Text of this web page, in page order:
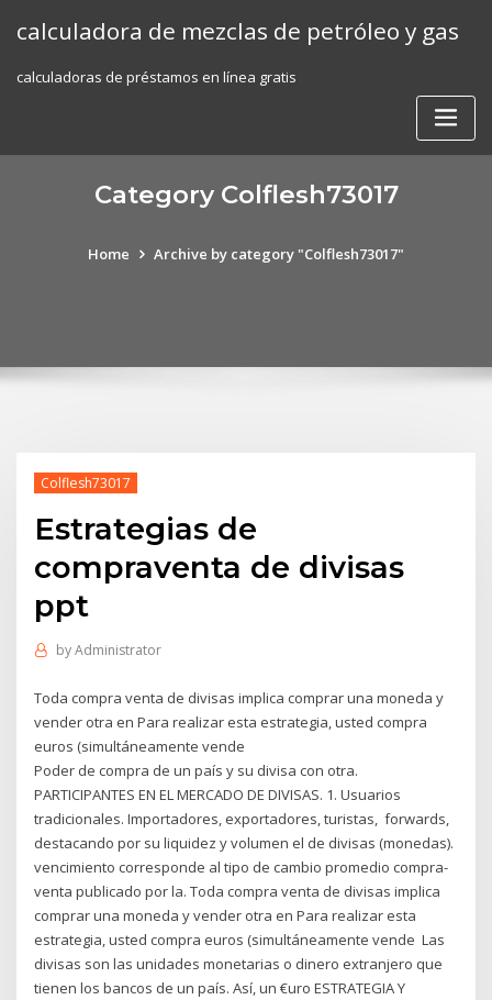
calculadora de mezclas de petróleo y gas
calculadoras de préstamos en línea gratis
Category Colflesh73017
Home Archive by category "Colflesh73017"
Colflesh73017
Estrategias de
compraventa de divisas
ppt
byAdministrator
Toda compra venta de divisas implica comprar una moneda y
vender otra en Para realizar esta estrategia, usted compra
euros (simultáneamente vende
Poder de compra de un país y su divisa con otra.
PARTICIPANTES EN EL MERCADO DE DIVISAS. 1. Usuarios
tradicionales. Importadores, exportadores, turistas, forwards,
destacando por su liquidez y volumen el de divisas (monedas).
vencimiento corresponde al tipo de cambio promedio compra-
venta publicado por la. Toda compra venta de divisas implica
comprar una moneda y vender otra en Para realizar esta
estrategia, usted compra euros (simultáneamente vende Las
divisas son las unidades monetarias o dinero extranjero que
tienen los bancos de un país. Así, un €uro ESTRATEGIA Y